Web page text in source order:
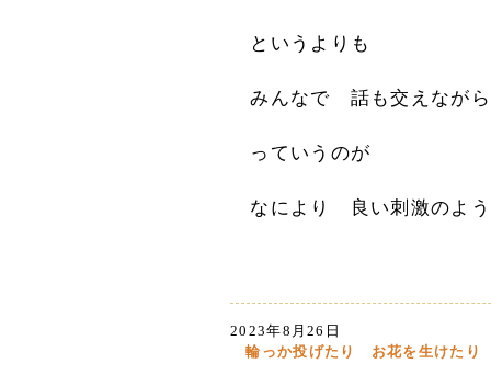
というよりも
みんなで 話も交えながら
っていうのが
なにより 良い刺激のよ
2023年8月26日
輪っか投げたり お花を生けたり